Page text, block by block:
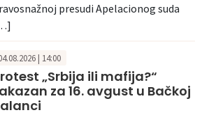
presudi Apelacionog suda
| 14:00
„Srbija ili mafija?“
za 16. avgust u Bačkoj